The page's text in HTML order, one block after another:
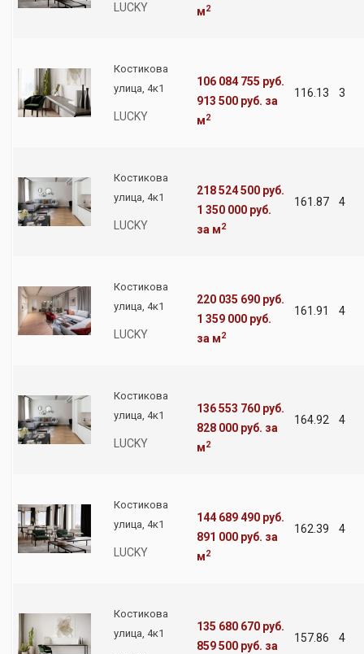
LUCKY
м2
Костикова
улица, 4к1
LUCKY
106 084 755 руб.
913 500 руб. за
м2
116.13 3
Костикова
улица, 4к1
LUCKY
218 524 500 руб.
1 350 000 руб.
за м2
161.87 4
Костикова
улица, 4к1
LUCKY
220 035 690 руб.
1 359 000 руб.
за м2
161.91 4
Костикова
улица, 4к1
LUCKY
136 553 760 руб.
828 000 руб. за
м2
164.92 4
Костикова
улица, 4к1
LUCKY
144 689 490 руб.
891 000 руб. за
м2
162.39 4
Костикова
улица, 4к1
135 680 670 руб.
859 500 руб. за
157.86 4